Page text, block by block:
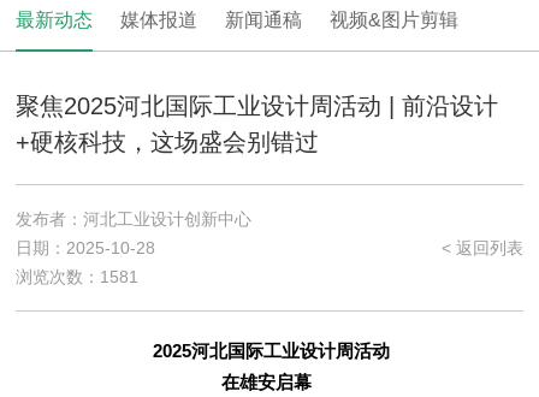
最新动态 媒体报道 新闻通稿 视频&图片剪辑
聚焦2025河北国际工业设计周活动 | 前沿设计
+硬核科技，这场盛会别错过
发布者：河北工业设计创新中心
日期：2025-10-28
浏览次数：1581
< 返回列表
2025河北国际工业设计周活动
在雄安启幕